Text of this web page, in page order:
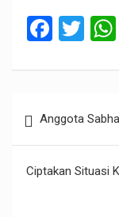
F
ce
o
o
k
T
tt
navigation
Anggota
Ciptakan Situasi